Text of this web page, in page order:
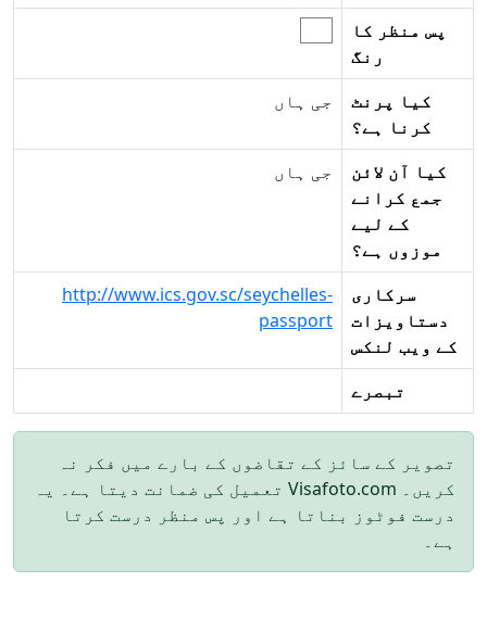
پس منظر کا
رنگ
کیا پرنٹ
کرنا ہے؟
جی ہاں
کیا آن لائن
جمع کرانے
کے لیے
موزوں ہے؟
جی ہاں
سرکاری
دستاویزات
کے ویب لنکس
http://www.ics.gov.sc/seychelles-
passport
تبصرے
تصویر کے سائز کے تقاضوں کے بارے میں فکر نہ
کریں۔ Visafoto.com تعمیل کی ضمانت دیتا ہے۔ یہ
درست فوٹوز بناتا ہے اور پس منظر درست کرتا
ہے۔